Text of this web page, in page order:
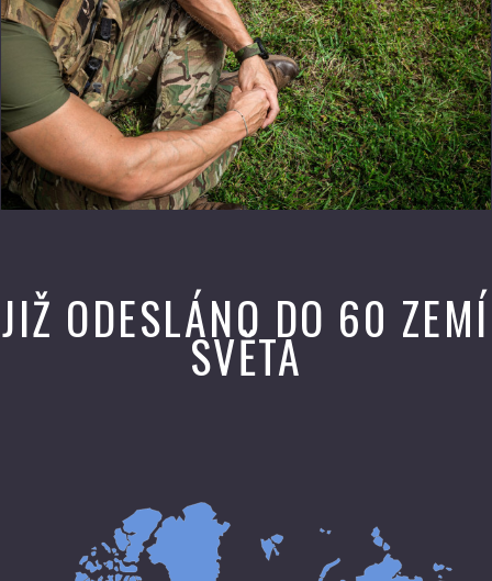
JIŽ ODESLÁNO DO 60 ZEMÍ
SVĚTA